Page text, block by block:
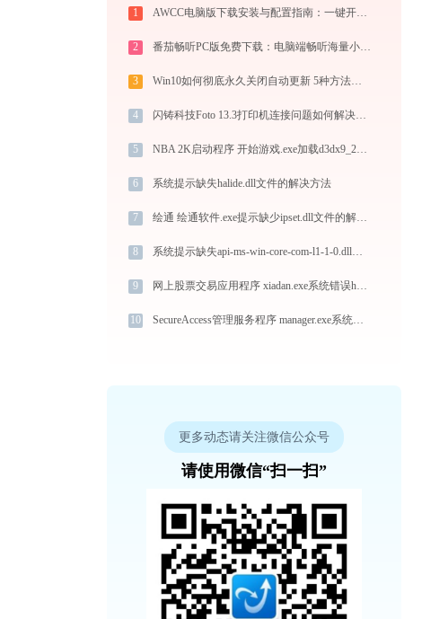
1 AWCC电脑版下载安装与配置指南：一键开启外星人键盘灯效与风扇控制
2 番茄畅听PC版免费下载：电脑端畅听海量小说与音乐的终极指南
3 Win10如何彻底永久关闭自动更新 5种方法教你永久关闭win10自动更新
4 闪铸科技Foto 13.3打印机连接问题如何解决？-金山毒霸
5 NBA 2K启动程序 开始游戏.exe加载d3dx9_25.dll文件丢失处理办法
6 系统提示缺失halide.dll文件的解决方法
7 绘通 绘通软件.exe提示缺少ipset.dll文件的解决办法
8 系统提示缺失api-ms-win-core-com-l1-1-0.dll文件的解决方法
9 网上股票交易应用程序 xiadan.exe系统错误hcoord.dll丢失如何解决
10 SecureAccess管理服务程序 manager.exe系统错误gdca_user_act.dll丢失如何解决
更多动态请关注微信公众号
请使用微信“扫一扫”